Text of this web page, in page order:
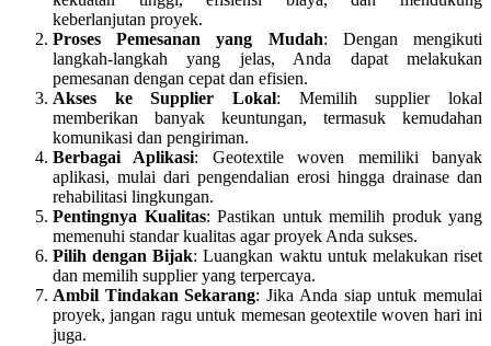
keberlanjutan proyek.
Proses Pemesanan yang Mudah: Dengan mengikuti
langkah-langkah yang jelas, Anda dapat melakukan
pemesanan dengan cepat dan efisien.
Akses ke Supplier Lokal: Memilih supplier lokal
memberikan banyak keuntungan, termasuk kemudahan
komunikasi dan pengiriman.
Berbagai Aplikasi: Geotextile woven memiliki banyak
aplikasi, mulai dari pengendalian erosi hingga drainase dan
rehabilitasi lingkungan.
Pentingnya Kualitas: Pastikan untuk memilih produk yang
memenuhi standar kualitas agar proyek Anda sukses.
Pilih dengan Bijak: Luangkan waktu untuk melakukan riset
dan memilih supplier yang terpercaya.
Ambil Tindakan Sekarang: Jika Anda siap untuk memulai
proyek, jangan ragu untuk memesan geotextile woven hari ini
juga.